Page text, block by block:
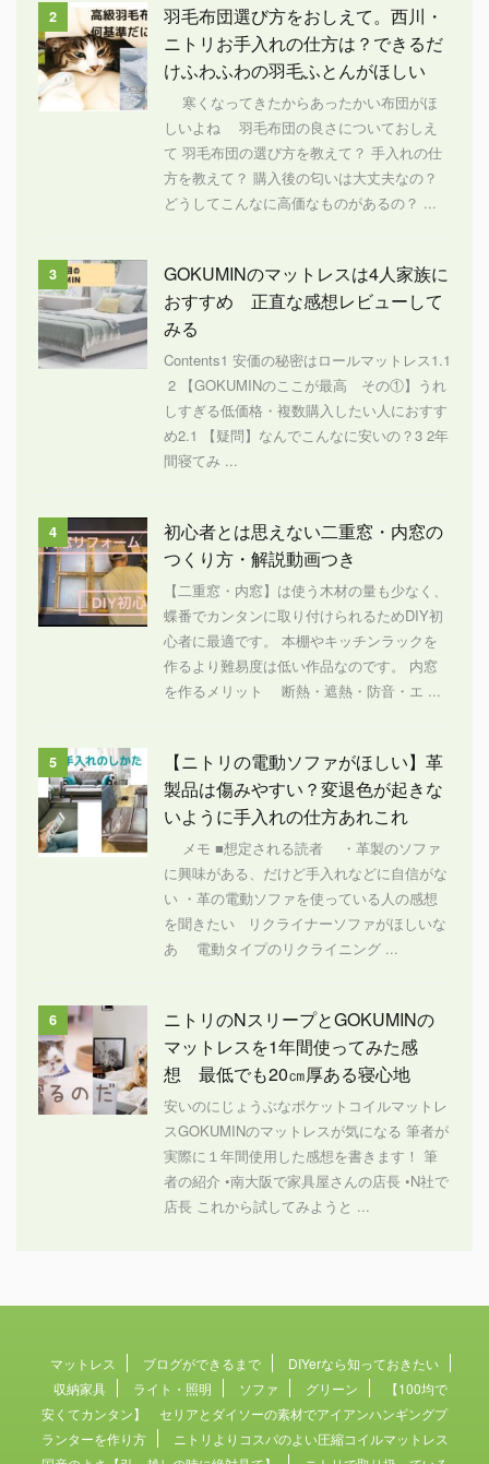
2
羽毛布団選び方をおしえて。西川・
ニトリお手入れの仕方は？できるだ
けふわふわの羽毛ふとんがほしい
寒くなってきたからあったかい布団がほ
しいよね 羽毛布団の良さについておしえ
て 羽毛布団の選び方を教えて？ 手入れの仕
方を教えて？ 購入後の匂いは大丈夫なの？
どうしてこんなに高価なものがあるの？ ...
3
GOKUMINのマットレスは4人家族に
おすすめ 正直な感想レビューして
みる
Contents1 安価の秘密はロールマットレス1.1
2 【GOKUMINのここが最高 その①】うれ
しすぎる低価格・複数購入したい人におすす
め2.1 【疑問】なんでこんなに安いの？3 2年
間寝てみ ...
4
初心者とは思えない二重窓・内窓の
つくり方・解説動画つき
【二重窓・内窓】は使う木材の量も少なく、
蝶番でカンタンに取り付けられるためDIY初
心者に最適です。 本棚やキッチンラックを
作るより難易度は低い作品なのです。 内窓
を作るメリット 断熱・遮熱・防音・エ ...
5
【ニトリの電動ソファがほしい】革
製品は傷みやすい？変退色が起きな
いように手入れの仕方あれこれ
メモ ■想定される読者 ・革製のソファ
に興味がある、だけど手入れなどに自信がな
い ・革の電動ソファを使っている人の感想
を聞きたい リクライナーソファがほしいな
あ 電動タイプのリクライニング ...
6
ニトリのNスリープとGOKUMINの
マットレスを1年間使ってみた感
想 最低でも20㎝厚ある寝心地
安いのにじょうぶなポケットコイルマットレ
スGOKUMINのマットレスが気になる 筆者が
実際に１年間使用した感想を書きます！ 筆
者の紹介 •南大阪で家具屋さんの店長 •N社で
店長 これから試してみようと ...
マットレス ブログができるまで
DIYerなら知っておきたい
収納家具
ライト・照明 ソファ グリーン
【100均で
安くてカンタン】 セリアとダイソーの素材でアイアンハンギングプ
ランターを作り方
ニトリよりコスパのよい圧縮コイルマットレス